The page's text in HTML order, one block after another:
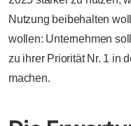
Nutzung beibehalten
wollen: Unternehmen
zu ihrer Priorität Nr. 1 in
machen.